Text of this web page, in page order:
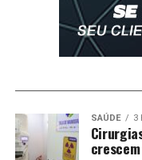
pecuário atinja R$
comparação a 2024.
SAÚDE 3